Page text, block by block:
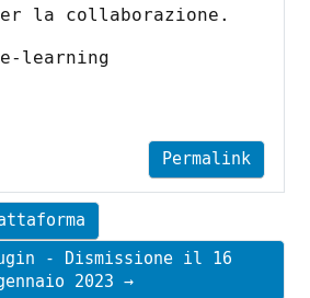
la collaborazione.
learning
Permalink
- Dismissione il 16
2023 →